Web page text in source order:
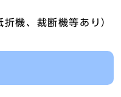
機、裁断機等あり）